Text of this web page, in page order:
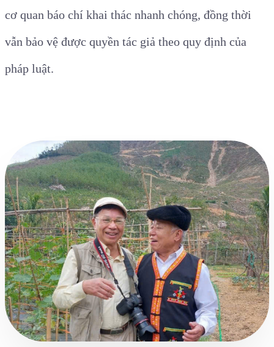
cơ quan báo chí khai thác nhanh chóng, đồng thời
vẫn bảo vệ được quyền tác giả theo quy định của
pháp luật.